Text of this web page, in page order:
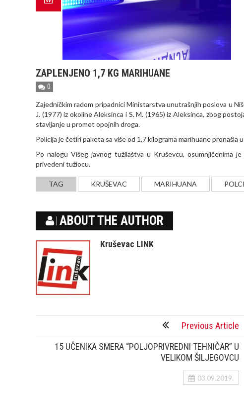
ZAPLENJENO 1,7 KG MARIHUANE
0
Zajedničkim radom pripadnici Ministarstva unutrašnjih poslova u
J. (1977) iz okoline Aleksinca i S. M. (1965) iz Aleksinca, zbog
stavljanje u promet opojnih droga.
Policija je četiri paketa sa više od 1,7 kilograma marihuane pronašla
Po nalogu Višeg javnog tužilaštva u Kruševcu, osumnjičenima
privedeni tužiocu.
TAG KRUŠEVAC MARIHUANA
ABOUT THE AUTHOR
Kruševac LINK
Previous Article
15 UČENIKA SMERA “POLJOPRIVREDNI TEHNIČAR” U
VELIKOM ŠILJEGOVCU
03.09.2019.